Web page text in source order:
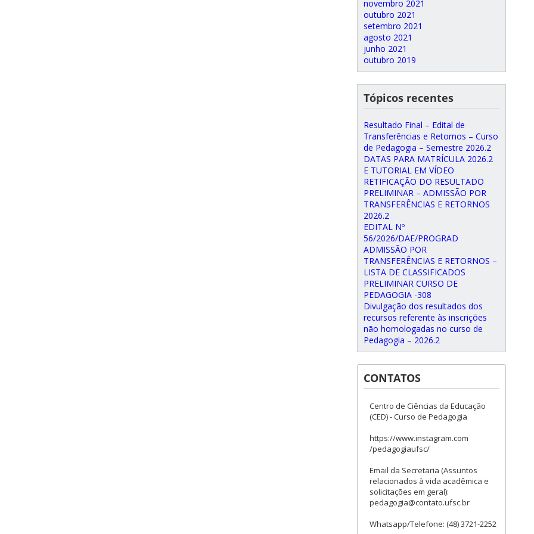
novembro 2021
outubro 2021
setembro 2021
agosto 2021
junho 2021
outubro 2019
Tópicos recentes
Resultado Final – Edital de
Transferências e Retornos – Curso
de Pedagogia – Semestre 2026.2
DATAS PARA MATRÍCULA 2026.2
E TUTORIAL EM VÍDEO
RETIFICAÇÃO DO RESULTADO
PRELIMINAR – ADMISSÃO POR
TRANSFERÊNCIAS E RETORNOS
2026.2
EDITAL Nº
56/2026/DAE/PROGRAD
ADMISSÃO POR
TRANSFERÊNCIAS E RETORNOS –
LISTA DE CLASSIFICADOS
PRELIMINAR CURSO DE
PEDAGOGIA -308
Divulgação dos resultados dos
recursos referente às inscrições
não homologadas no curso de
Pedagogia – 2026.2
CONTATOS
Centro de Ciências da Educação
(CED) - Curso de Pedagogia
https://www.instagram.com
/pedagogiaufsc/
Email da Secretaria (Assuntos
relacionados à vida acadêmica e
solicitações em geral):
pedagogia@contato.ufsc.br
Whatsapp/Telefone: (48) 3721-2252